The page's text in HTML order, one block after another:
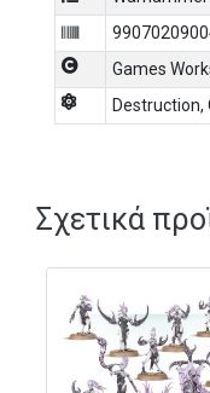
Games
Destruction,
Σχετικά